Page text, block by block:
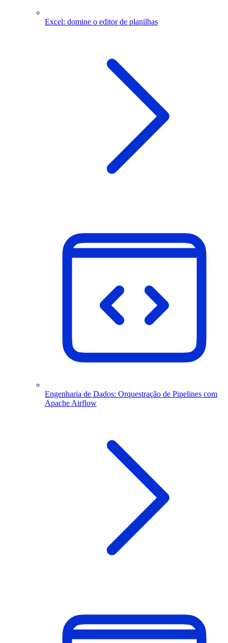
Excel: domine o editor de planilhas
Engenharia de Dados: Orquestração de Pipelines com
Apache Airflow